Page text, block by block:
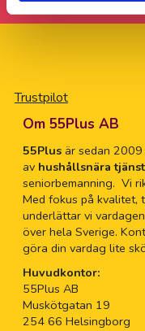
Trustpilot
Om 55Plus AB
55Plusär sedan 2009
av hushållsnära
seniorbemanning. Vi
Med fokus på kvalitet,
underlättar vi
över hela Sverige.
göra din vardag lite
Huvudkontor:
55Plus AB
Muskötgatan 19
254 66 Helsingborg